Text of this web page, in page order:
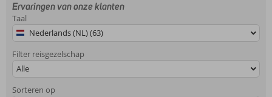
Ervaringen van onze klanten
Taal
Nederlands (NL) (63)
Filter reisgezelschap
Alle
Sorteren op